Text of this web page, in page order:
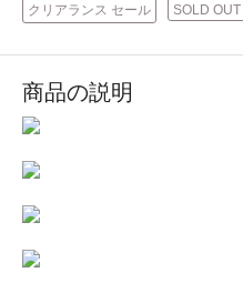
クリアランス セール SOLD OUT
商品の説明